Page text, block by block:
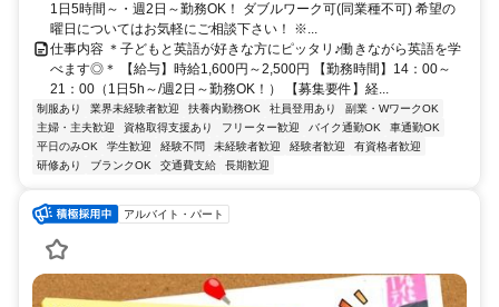
1日5時間～・週2日～勤務OK！ ダブルワーク可(同業種不可) 希望の
曜日についてはお気軽にご相談下さい！ ※...
仕事内容 ＊子どもと英語が好きな方にピッタリ♪働きながら英語を学
べます◎＊ 【給与】時給1,600円～2,500円 【勤務時間】14：00～
21：00（1日5h～/週2日～勤務OK！） 【募集要件】経...
制服あり 業界未経験者歓迎 扶養内勤務OK 社員登用あり
副業・WワークOK
主婦・主夫歓迎
資格取得支援あり フリーター歓迎 バイク通勤OK
車通勤OK
平日のみOK
学生歓迎 経験不問 未経験者歓迎 経験者歓迎
有資格者歓迎
研修あり
ブランクOK 交通費支給 長期歓迎
アルバイト・パート